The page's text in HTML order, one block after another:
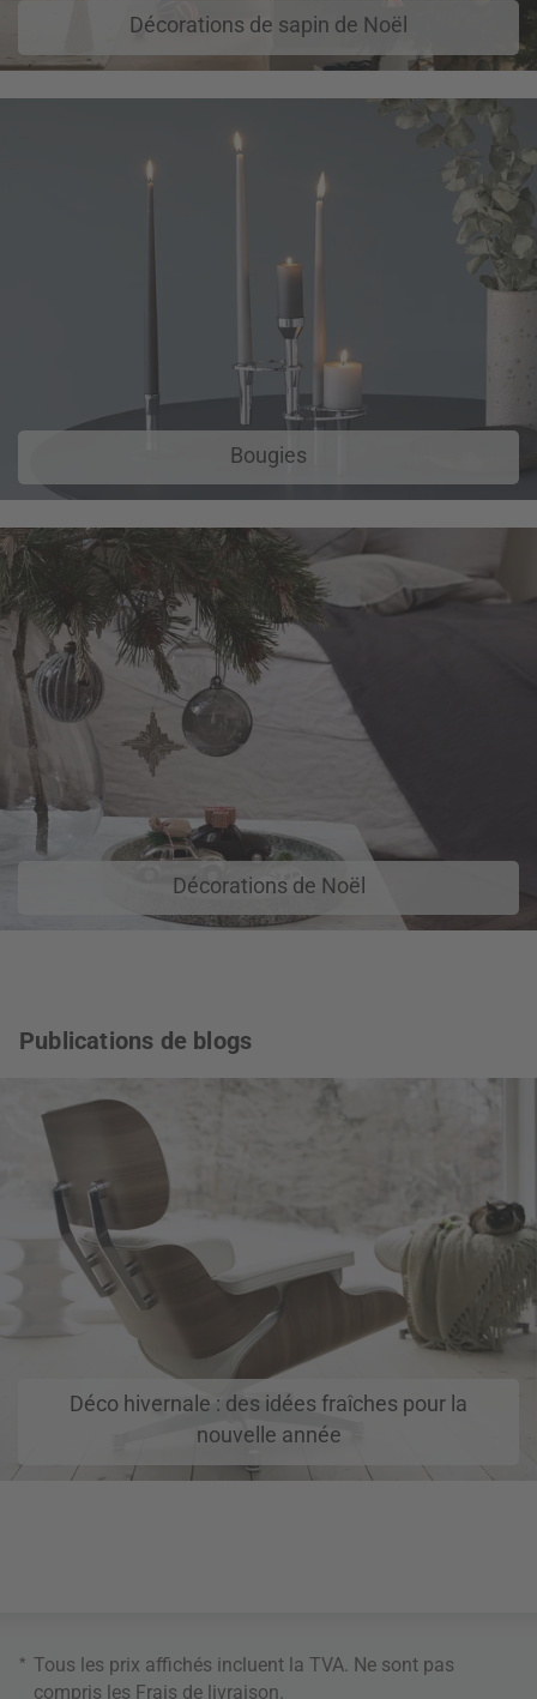
Décorations de sapin de Noël
Bougies
Décorations de Noël
Publications de blogs
Déco hivernale : des idées fraîches pour la
nouvelle année
* Tous les prix affichés incluent la TVA. Ne sont pas
compris les Frais de livraison.